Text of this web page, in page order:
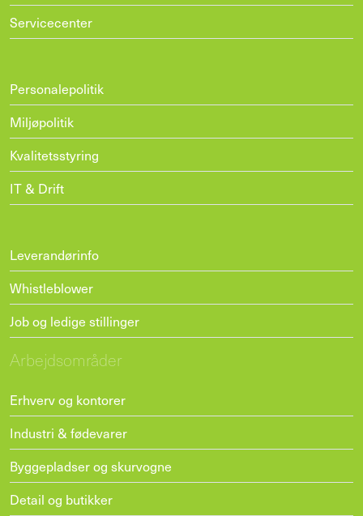
Servicecenter
Personalepolitik
Miljøpolitik
Kvalitetsstyring
IT & Drift
Leverandørinfo
Whistleblower
Job og ledige stillinger
Arbejdsområder
Erhverv og kontorer
Industri & fødevarer
Byggepladser og skurvogne
Detail og butikker